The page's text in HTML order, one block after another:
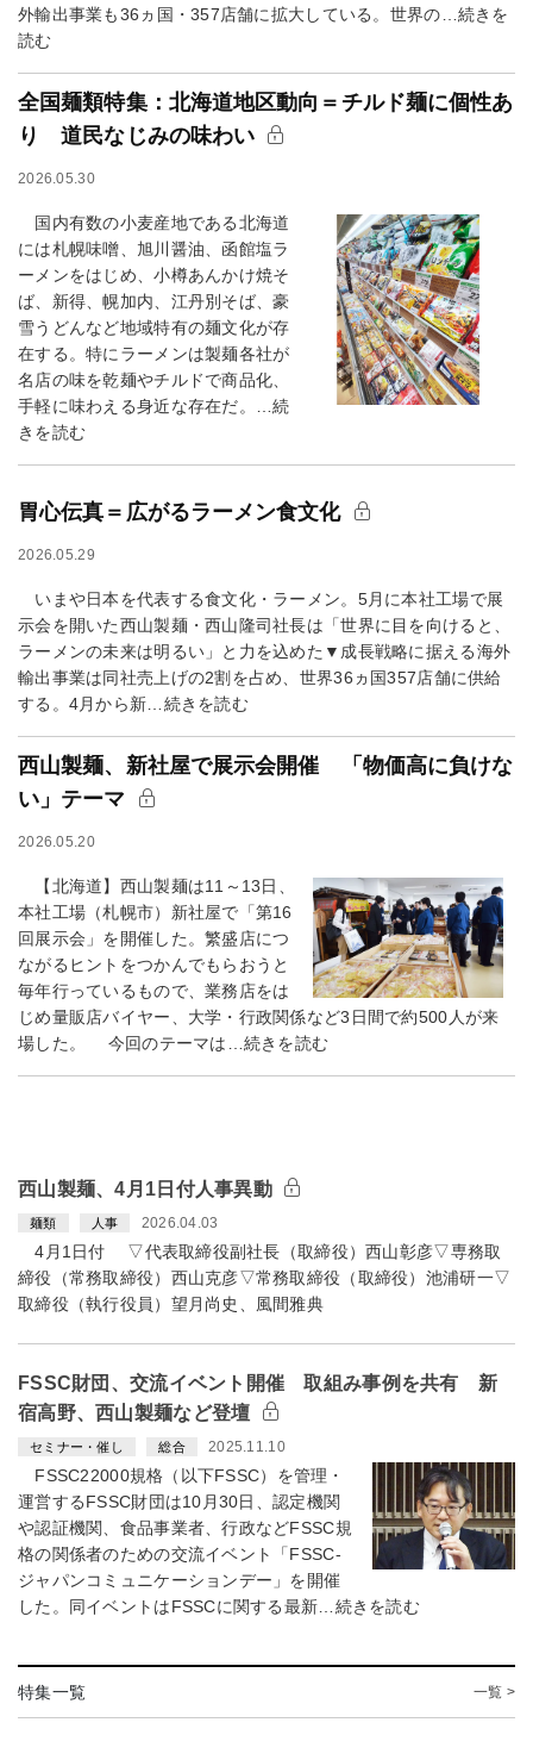
外輸出事業も36ヵ国・357店舗に拡大している。世界の…続きを
読む
全国麺類特集：北海道地区動向＝チルド麺に個性あ
り 道民なじみの味わい
2026.05.30
国内有数の小麦産地である北海道
には札幌味噌、旭川醤油、函館塩ラ
ーメンをはじめ、小樽あんかけ焼そ
ば、新得、幌加内、江丹別そば、豪
雪うどんなど地域特有の麺文化が存
在する。特にラーメンは製麺各社が
名店の味を乾麺やチルドで商品化、
手軽に味わえる身近な存在だ。…続
きを読む
胃心伝真＝広がるラーメン食文化
2026.05.29
いまや日本を代表する食文化・ラーメン。5月に本社工場で展
示会を開いた西山製麺・西山隆司社長は「世界に目を向けると、
ラーメンの未来は明るい」と力を込めた▼成長戦略に据える海外
輸出事業は同社売上げの2割を占め、世界36ヵ国357店舗に供給
する。4月から新…続きを読む
西山製麺、新社屋で展示会開催 「物価高に負けな
い」テーマ
2026.05.20
【北海道】西山製麺は11～13日、
本社工場（札幌市）新社屋で「第16
回展示会」を開催した。繁盛店につ
ながるヒントをつかんでもらおうと
毎年行っているもので、業務店をは
じめ量販店バイヤー、大学・行政関係など3日間で約500人が来
場した。 今回のテーマは…続きを読む
西山製麺、4月1日付人事異動
麺類 人事 2026.04.03
4月1日付 ▽代表取締役副社長（取締役）西山彰彦▽専務取
締役（常務取締役）西山克彦▽常務取締役（取締役）池浦研一▽
取締役（執行役員）望月尚史、風間雅典
FSSC財団、交流イベント開催 取組み事例を共有 新
宿高野、西山製麺など登壇
セミナー・催し 総合 2025.11.10
FSSC22000規格（以下FSSC）を管理・
運営するFSSC財団は10月30日、認定機関
や認証機関、食品事業者、行政などFSSC規
格の関係者のための交流イベント「FSSC-
ジャパンコミュニケーションデー」を開催
した。同イベントはFSSCに関する最新…続きを読む
特集一覧 一覧 >